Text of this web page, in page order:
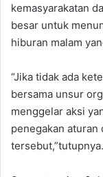
kemasyarakatan
besar untuk
hiburan malam
‎“Jika tidak ada
bersama unsur
menggelar aksi
penegakan aturan
tersebut,”tutupnya.